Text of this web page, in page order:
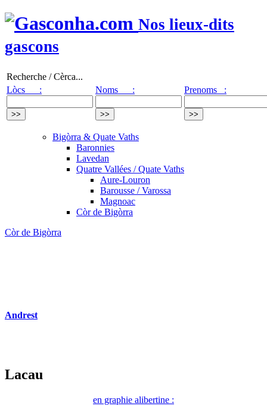
Nos lieux-dits
gascons
Recherche / Cèrca...
Lòcs :
Noms : Prenoms :
Bigòrra & Quate Vaths
Baronnies
Lavedan
Quatre Vallées / Quate Vaths
Aure-Louron
Barousse / Varossa
Magnoac
Còr de Bigòrra
Còr de Bigòrra
Andrest
Lacau
en graphie alibertine :